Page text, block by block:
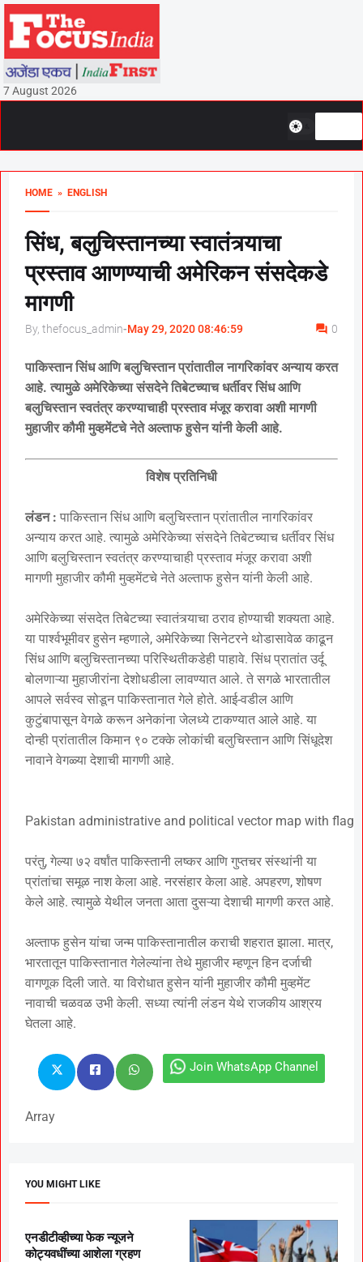
7 August 2026
HOME » ENGLISH
सिंध, बलुचिस्तानच्या स्वातंत्र्याचा
प्रस्ताव आणण्याची अमेरिकन संसदेकडे
मागणी
By, thefocus_admin-May 29, 2020 08:46:59 0
पाकिस्तान सिंध आणि बलुचिस्तान प्रांतातील नागरिकांवर अन्याय करत
आहे. त्यामुळे अमेरिकेच्या संसदेने तिबेटच्याच धर्तीवर सिंध आणि
बलुचिस्तान स्वतंत्र करण्याचाही प्रस्ताव मंजूर करावा अशी मागणी
मुहाजीर कौमी मुव्हमेंटचे नेते अल्ताफ हुसेन यांनी केली आहे.
विशेष प्रतिनिधी
लंडन : पाकिस्तान सिंध आणि बलुचिस्तान प्रांतातील नागरिकांवर
अन्याय करत आहे. त्यामुळे अमेरिकेच्या संसदेने तिबेटच्याच धर्तीवर सिंध
आणि बलुचिस्तान स्वतंत्र करण्याचाही प्रस्ताव मंजूर करावा अशी
मागणी मुहाजीर कौमी मुव्हमेंटचे नेते अल्ताफ हुसेन यांनी केली आहे.
अमेरिकेच्या संसदेत तिबेटच्या स्वातंत्र्याचा ठराव होण्याची शक्यता आहे.
या पार्श्वभूमीवर हुसेन म्हणाले, अमेरिकेच्या सिनेटरने थोडासावेळ काढून
सिंध आणि बलुचिस्तानच्या परिस्थितीकडेही पाहावे. सिंध प्रातांत उर्दू
बोलणाऱ्या मुहाजीरांना देशोधडीला लावण्यात आले. ते सगळे भारतातील
आपले सर्वस्व सोडून पाकिस्तानात गेले होते. आई-वडील आणि
कुटुंबापासून वेगळे करून अनेकांना जेलध्ये टाकण्यात आले आहे. या
दोन्ही प्रांतातील किमान ९० टक्के लोकांची बलुचिस्तान आणि सिंधूदेश
नावाने वेगळ्या देशाची मागणी आहे.
Pakistan administrative and political vector map with flag
परंतु, गेल्या ७२ वर्षांत पाकिस्तानी लष्कर आणि गुप्तचर संस्थांनी या
प्रांतांचा समूळ नाश केला आहे. नरसंहार केला आहे. अपहरण, शोषण
केले आहे. त्यामुळे येथील जनता आता दुसऱ्या देशाची मागणी करत आहे.
अल्ताफ हुसेन यांचा जन्म पाकिस्तानातील कराची शहरात झाला. मात्र,
भारतातून पाकिस्तानात गेलेल्यांना तेथे मुहाजीर म्हणून हिन दर्जाची
वागणूक दिली जाते. या विरोधात हुसेन यांनी मुहाजीर कौमी मुव्हमेंट
नावाची चळवळ उभी केली. सध्या त्यांनी लंडन येथे राजकीय आश्रय
घेतला आहे.
Join WhatsApp Channel
Array
YOU MIGHT LIKE
एनडीटीव्हीच्या फेक न्यूजने
कोट्यवधींच्या आशेला ग्रहण